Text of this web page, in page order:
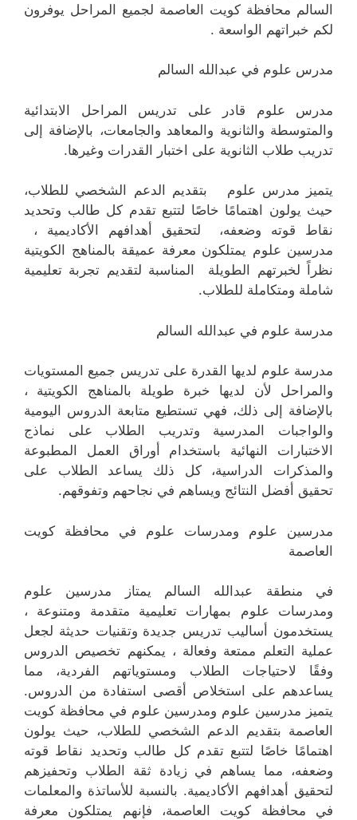
السالم محافظة كويت العاصمة لجميع المراحل يوفرون
لكم خبراتهم الواسعة .
مدرس علوم في عبدالله السالم
مدرس علوم قادر على تدريس المراحل الابتدائية
والمتوسطة والثانوية والمعاهد والجامعات، بالإضافة إلى
تدريب طلاب الثانوية على اختبار القدرات وغيرها.
يتميز مدرس علوم بتقديم الدعم الشخصي للطلاب،
حيث يولون اهتمامًا خاصًا لتتبع تقدم كل طالب وتحديد
نقاط قوته وضعفه، لتحقيق أهدافهم الأكاديمية ،
مدرسين علوم يمتلكون معرفة عميقة بالمناهج الكويتية
نظراً لخبرتهم الطويلة المناسبة لتقديم تجربة تعليمية
شاملة ومتكاملة للطلاب.
مدرسة علوم في عبدالله السالم
مدرسة علوم لديها القدرة على تدريس جميع المستويات
والمراحل لأن لديها خبرة طويلة بالمناهج الكويتية ،
بالإضافة إلى ذلك، فهي تستطيع متابعة الدروس اليومية
والواجبات المدرسية وتدريب الطلاب على نماذج
الاختبارات النهائية باستخدام أوراق العمل المطبوعة
والمذكرات الدراسية، كل ذلك يساعد الطلاب على
تحقيق أفضل النتائج ويساهم في نجاحهم وتفوقهم.
مدرسين علوم ومدرسات علوم في محافظة كويت
العاصمة
في منطقة عبدالله السالم يمتاز مدرسين علوم
ومدرسات علوم بمهارات تعليمية متقدمة ومتنوعة ،
يستخدمون أساليب تدريس جديدة وتقنيات حديثة لجعل
عملية التعلم ممتعة وفعالة ، يمكنهم تخصيص الدروس
وفقًا لاحتياجات الطلاب ومستوياتهم الفردية، مما
يساعدهم على استخلاص أقصى استفادة من الدروس.
يتميز مدرسين علوم ومدرسين علوم في محافظة كويت
العاصمة بتقديم الدعم الشخصي للطلاب، حيث يولون
اهتمامًا خاصًا لتتبع تقدم كل طالب وتحديد نقاط قوته
وضعفه، مما يساهم في زيادة ثقة الطلاب وتحفيزهم
لتحقيق أهدافهم الأكاديمية. بالنسبة للأساتذة والمعلمات
في محافظة كويت العاصمة، فإنهم يمتلكون معرفة